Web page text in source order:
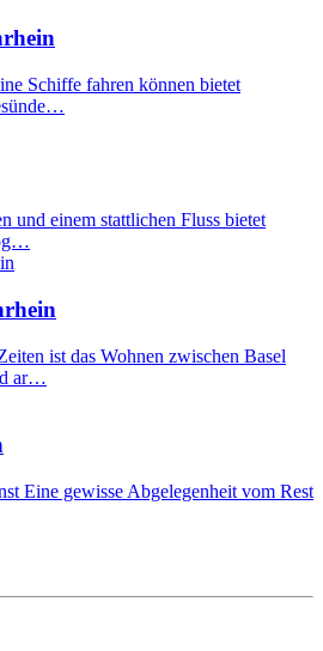
Schiffe fahren können bietet
und einem stattlichen Fluss bietet
ist das Wohnen zwischen Basel
ar…
Eine gewisse Abgelegenheit vom Rest